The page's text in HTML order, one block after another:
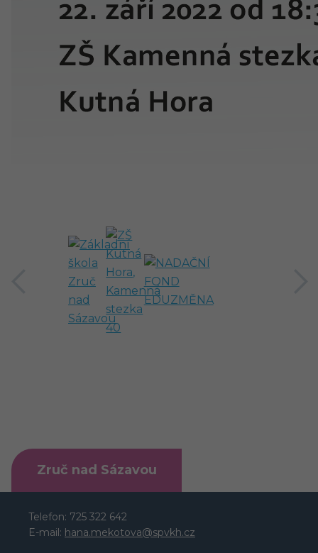
předchozí
Zruč nad Sázavou
Telefon: 725 322 642
E-mail: hana.mekotova@spvkh.cz